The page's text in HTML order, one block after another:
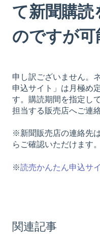
て新聞購読
のですが可
申し訳ございません。
申込サイト」は月極め
す。購読期間を指定し
担当する販売店へご連
※新聞販売店の連絡先
らご確認いただけます。
※読売かんたん申込サ
関連記事